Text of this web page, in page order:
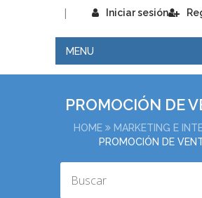
Iniciar sesión
|
MENU
PROMOCIÓN DE
HOME
MARKETING E
PROMOCIÓN DE